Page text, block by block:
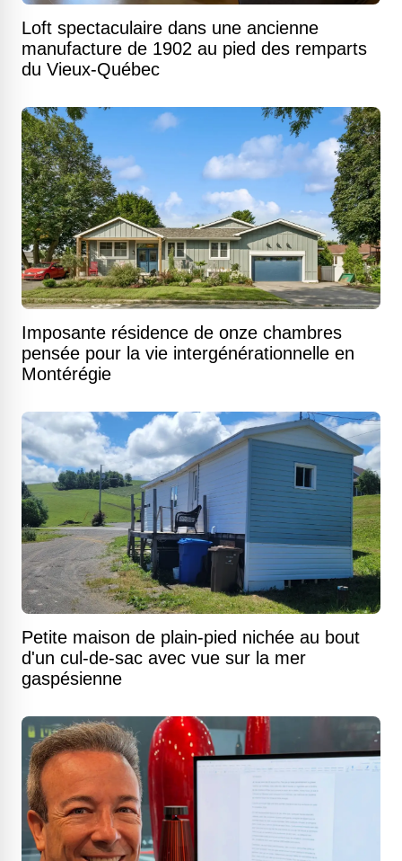
Loft spectaculaire dans une ancienne
manufacture de 1902 au pied des remparts
du Vieux-Québec
Imposante résidence de onze chambres
pensée pour la vie intergénérationnelle en
Montérégie
Petite maison de plain-pied nichée au bout
d'un cul-de-sac avec vue sur la mer
gaspésienne